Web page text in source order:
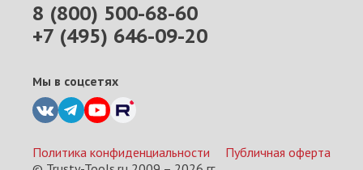
8 (800) 500-68-60
+7 (495) 646-09-20
Мы в соцсетях
Политика конфиденциальности
Публичная оферта